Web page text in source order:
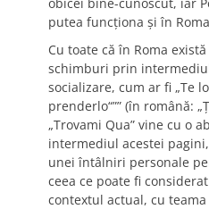
putea funcționa și în
Cu toate că în Roma
schimburi prin
socializare, cum ar fi „Te
prenderlo“”” (în română:
„Trovami Qua” vine cu o
intermediul acestei
unei întâlniri personale
ceea ce poate fi
contextul actual, cu